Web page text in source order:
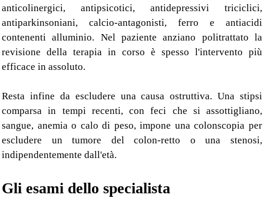
anticolinergici, antipsicotici, antidepressivi triciclici,
antiparkinsoniani, calcio-antagonisti, ferro e antiacidi
contenenti alluminio. Nel paziente anziano politrattato la
revisione della terapia in corso è spesso l'intervento più
efficace in assoluto.
Resta infine da escludere una causa ostruttiva. Una stipsi
comparsa in tempi recenti, con feci che si assottigliano,
sangue, anemia o calo di peso, impone una colonscopia per
escludere un tumore del colon-retto o una stenosi,
indipendentemente dall'età.
Gli esami dello specialista